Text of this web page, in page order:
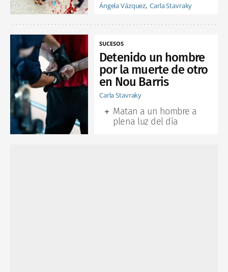
Ángela Vázquez Carla Stavraky
SUCESOS
Detenido un hombre
por la muerte de otro
en Nou Barris
Carla Stavraky
Matan a un hombre a
plena luz del día